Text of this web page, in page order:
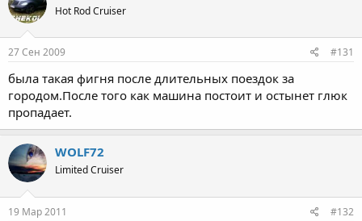
Hot Rod Cruiser
27 Сен 2009 #131
была такая фигня после длительных поездок за
городом.После того как машина постоит и остынет глюк
пропадает.
WOLF72
Limited Cruiser
19 Мар 2011 #132